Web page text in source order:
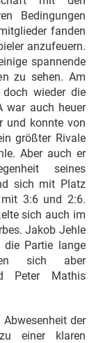
Bedingungen
fanden
anzufeuern.
spannende
zu sehen. Am
wieder die
war auch heuer
und konnte von
größter Rivale
Aber auch er
seines
sich mit Platz
3:6 und 2:6.
sich auch im
Jakob Jehle
die Partie lange
sich aber
Peter Mathis
der
einer klaren